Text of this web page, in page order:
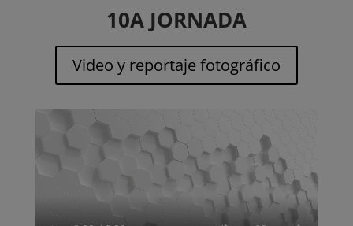
10A JORNADA
Video y reportaje fotográfico